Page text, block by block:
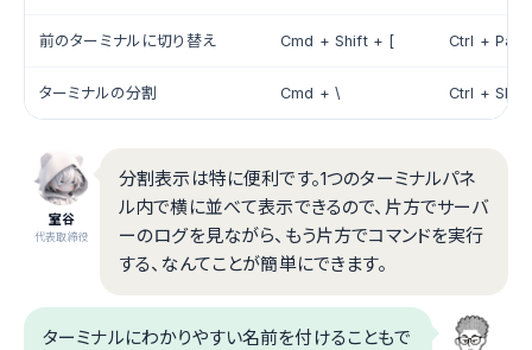
前のターミナルに切り替え Cmd + Shift + [ Ctrl +
ターミナルの分割 Cmd + \ Ctrl +
室谷
代表取締役
分割表示は特に便利です。1つのターミナルパネ
ル内で横に並べて表示できるので、片方でサーバ
ーのログを見ながら、もう片方でコマンドを実行
する、なんてことが簡単にできます。
ターミナルにわかりやすい名前を付けることもで